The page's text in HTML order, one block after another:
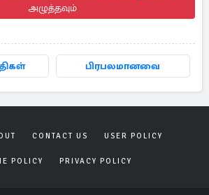
அழுத்தவும்
பிரபலமானவை
CONTACT US USER POLICY
POLICY PRIVACY POLICY